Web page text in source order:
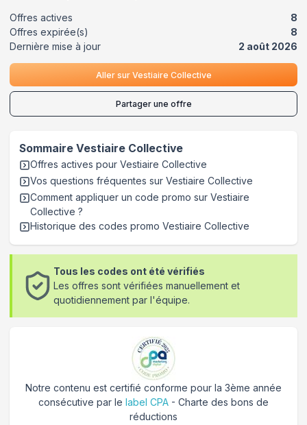
Offres actives
8
Offres expirée(s)
8
Dernière mise à jour
2 août 2026
Aller sur Vestiaire Collective
Partager une offre
Sommaire Vestiaire Collective
Offres actives pour Vestiaire Collective
Vos questions fréquentes sur Vestiaire Collective
Comment appliquer un code promo sur Vestiaire
Collective ?
Historique des codes promo Vestiaire Collective
Tous les codes ont été vérifiés
Les offres sont vérifiées manuellement et
quotidiennement par l'équipe.
Notre contenu est certifié conforme pour la 3ème année
consécutive par le label CPA - Charte des bons de
réductions